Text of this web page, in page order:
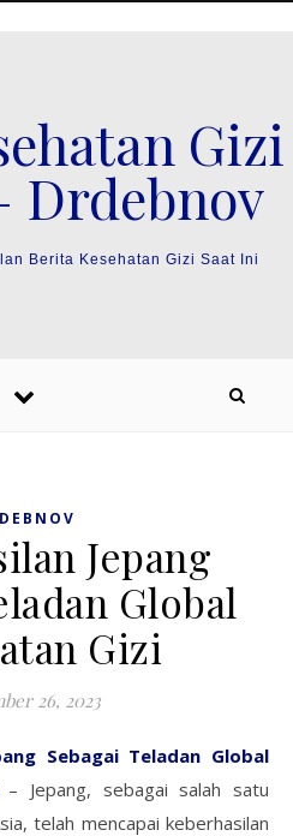
Gizi
Drdebnov
Berita Kesehatan Gizi Saat Ini
Jepang
Global
Gizi
26, 2023
Sebagai Teladan Global
Jepang, sebagai salah satu
telah mencapai keberhasilan